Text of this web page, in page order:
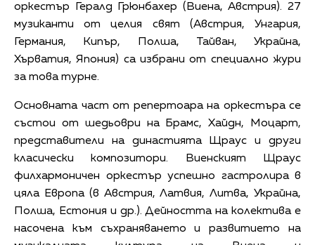
оркестър Гералд Грюнбахер (Виена, Австрия). 27
музиканти от целия свят (Австрия, Унгария,
Германия, Кипър, Полша, Тайван, Украйна,
Хърватия, Япония) са избрани от специално жури
за това турне.
Основната част от репертоара на оркестъра се
състои от шедьоври на Брамс, Хайдн, Моцарт,
представители на династията Щраус и други
класически композитори. Виенският Щраус
филхармоничен оркестър успешно гастролира в
цяла Европа (в Австрия, Латвия, Литва, Украйна,
Полша, Естония и др.). Дейността на колектива е
насочена към съхраняването и развитието на